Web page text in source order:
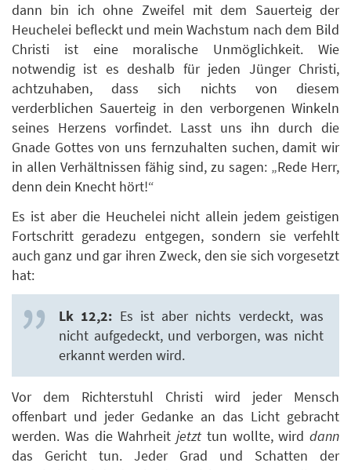
dann bin ich ohne Zweifel mit dem Sauerteig der
Heuchelei befleckt und mein Wachstum nach dem Bild
Christi ist eine moralische Unmöglichkeit. Wie
notwendig ist es deshalb für jeden Jünger Christi,
achtzuhaben, dass sich nichts von diesem
verderblichen Sauerteig in den verborgenen Winkeln
seines Herzens vorfindet. Lasst uns ihn durch die
Gnade Gottes von uns fernzuhalten suchen, damit wir
in allen Verhältnissen fähig sind, zu sagen: „Rede Herr,
denn dein Knecht hört!“
Es ist aber die Heuchelei nicht allein jedem geistigen
Fortschritt geradezu entgegen, sondern sie verfehlt
auch ganz und gar ihren Zweck, den sie sich vorgesetzt
hat:
Lk 12,2: Es ist aber nichts verdeckt, was
nicht aufgedeckt, und verborgen, was nicht
erkannt werden wird.
Vor dem Richterstuhl Christi wird jeder Mensch
offenbart und jeder Gedanke an das Licht gebracht
werden. Was die Wahrheit jetzt tun wollte, wird dann
das Gericht tun. Jeder Grad und Schatten der